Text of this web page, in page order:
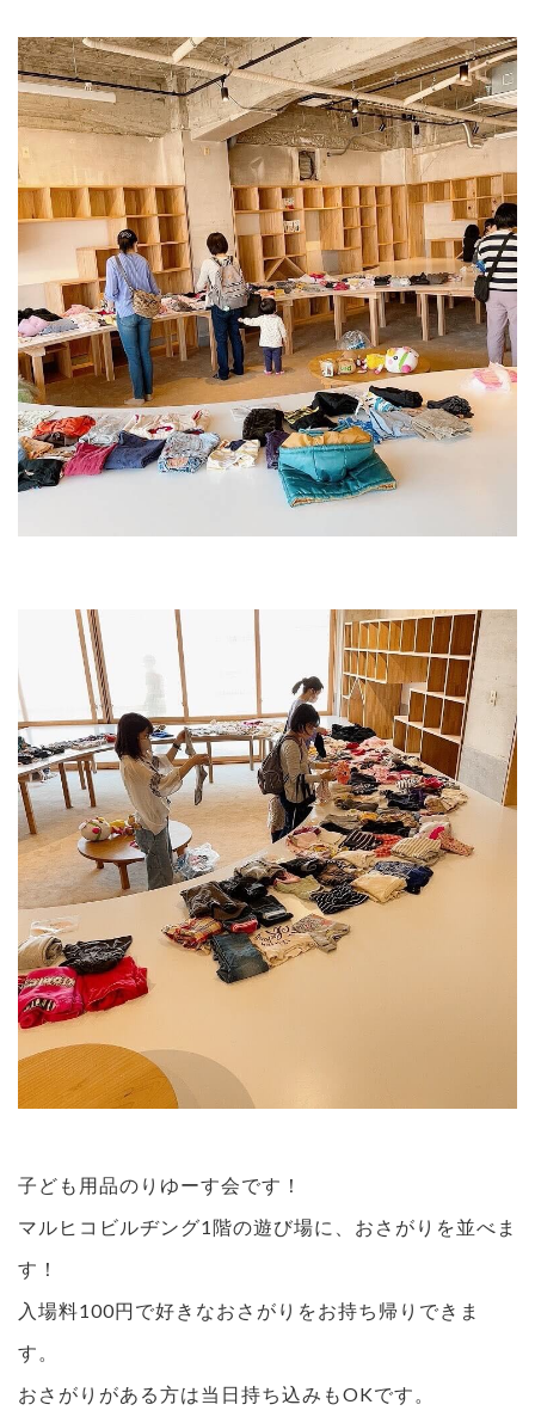
子ども用品のりゆーす会です！
マルヒコビルヂング1階の遊び場に、おさがりを並べま
す！
入場料100円で好きなおさがりをお持ち帰りできま
す。
おさがりがある方は当日持ち込みもOKです。